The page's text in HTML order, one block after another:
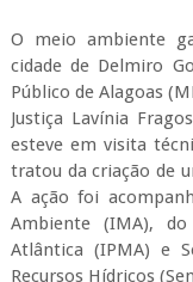
O meio ambiente
cidade de Delmiro
Público de Alagoas
Justiça Lavínia
esteve em visita
tratou da criação de
A ação foi
Ambiente (IMA),
Atlântica (IPMA) e
Recursos Hídricos